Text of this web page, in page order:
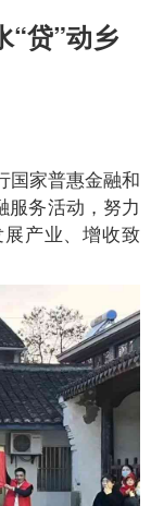
“贷”动乡
家普惠金融和
服务活动，努力
产业、增收致